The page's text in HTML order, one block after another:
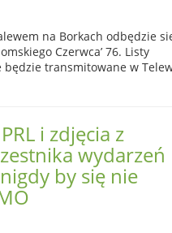
na Borkach odbędzie
Czerwca’ 76. Listy
będzie transmitowane w
i zdjęcia z
wydarzeń
by się nie